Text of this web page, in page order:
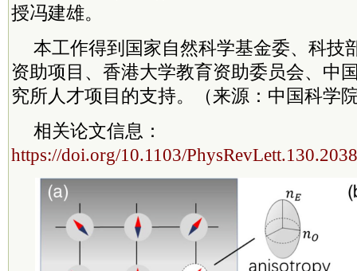
授冯建雄。
本工作得到国家自然科学基金委、科技
资助项目、 香港大学教育资助委员会、中
究所人才项目的支持。（来源：中国科学
相关论文信息：
https://doi.org/10.1103/